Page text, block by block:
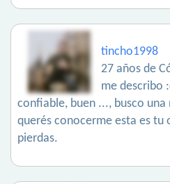
tincho1998
27 años de
me describo
confiable, buen ..., busco una
querés conocerme esta es tu
pierdas.